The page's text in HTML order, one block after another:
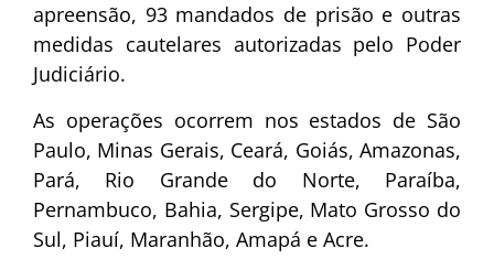
apreensão, 93 mandados de prisão e outras
medidas cautelares autorizadas pelo Poder
Judiciário.
As operações ocorrem nos estados de São
Paulo, Minas Gerais, Ceará, Goiás, Amazonas,
Pará, Rio Grande do Norte, Paraíba,
Pernambuco, Bahia, Sergipe, Mato Grosso do
Sul, Piauí, Maranhão, Amapá e Acre.